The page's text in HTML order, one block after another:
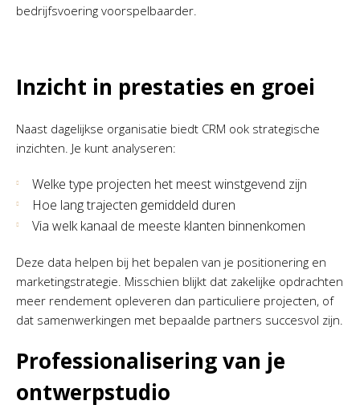
bedrijfsvoering voorspelbaarder.
Inzicht in prestaties en groei
Naast dagelijkse organisatie biedt CRM ook strategische
inzichten. Je kunt analyseren:
Welke type projecten het meest winstgevend zijn
Hoe lang trajecten gemiddeld duren
Via welk kanaal de meeste klanten binnenkomen
Deze data helpen bij het bepalen van je positionering en
marketingstrategie. Misschien blijkt dat zakelijke opdrachten
meer rendement opleveren dan particuliere projecten, of
dat samenwerkingen met bepaalde partners succesvol zijn.
Professionalisering van je
ontwerpstudio